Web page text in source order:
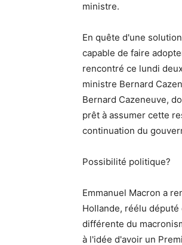
ministre.
En quête d'une
capable de faire
rencontré ce lundi
ministre Bernard
Bernard Cazeneuve,
prêt à assumer cette
continuation du
Possibilité politique?
Emmanuel Macron a
Hollande, réélu
différente du
à l'idée d'avoir un